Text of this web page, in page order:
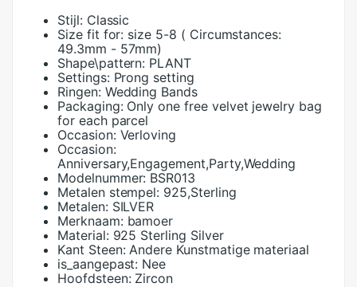
Stijl: Classic
Size fit for: size 5-8 ( Circumstances:
49.3mm - 57mm)
Shape\pattern: PLANT
Settings: Prong setting
Ringen: Wedding Bands
Packaging: Only one free velvet jewelry bag
for each parcel
Occasion: Verloving
Occasion:
Anniversary,Engagement,Party,Wedding
Modelnummer: BSR013
Metalen stempel: 925,Sterling
Metalen: SILVER
Merknaam: bamoer
Material: 925 Sterling Silver
Kant Steen: Andere Kunstmatige materiaal
is_aangepast: Nee
Hoofdsteen: Zircon